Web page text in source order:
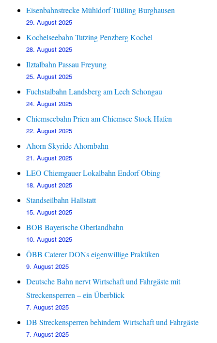
Eisenbahnstrecke Mühldorf Tüßling Burghausen
29. August 2025
Kochelseebahn Tutzing Penzberg Kochel
28. August 2025
Ilztalbahn Passau Freyung
25. August 2025
Fuchstalbahn Landsberg am Lech Schongau
24. August 2025
Chiemseebahn Prien am Chiemsee Stock Hafen
22. August 2025
Ahorn Skyride Ahornbahn
21. August 2025
LEO Chiemgauer Lokalbahn Endorf Obing
18. August 2025
Standseilbahn Hallstatt
15. August 2025
BOB Bayerische Oberlandbahn
10. August 2025
ÖBB Caterer DONs eigenwillige Praktiken
9. August 2025
Deutsche Bahn nervt Wirtschaft und Fahrgäste mit
Streckensperren – ein Überblick
7. August 2025
DB Streckensperren behindern Wirtschaft und Fahrgäste
7. August 2025